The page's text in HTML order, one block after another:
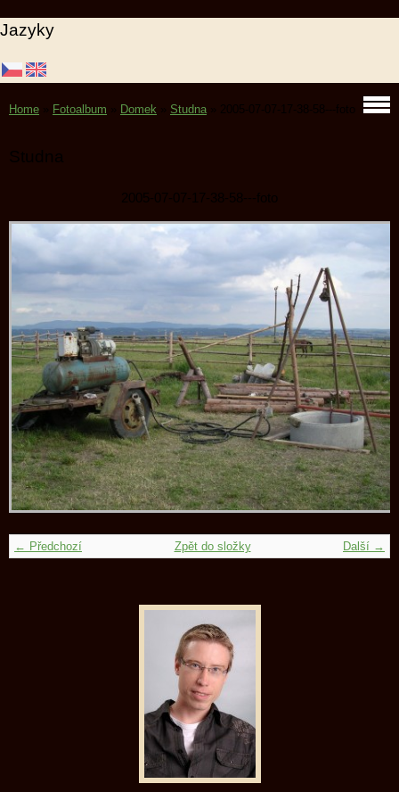
Jazyky
Home Fotoalbum Domek Studna» 2005-07-07-17-38-58---foto
Studna
2005-07-07-17-38-58---foto
← Předchozí Další →
Zpět do složky